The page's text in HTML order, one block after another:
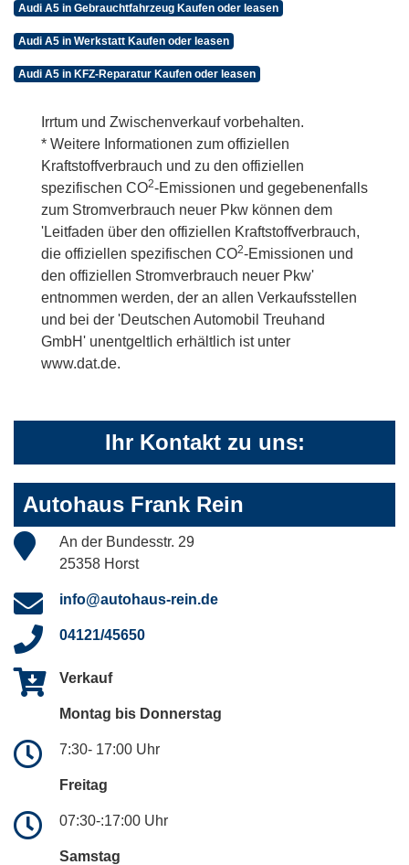
Audi A5 in Gebrauchtfahrzeug Kaufen oder leasen
Audi A5 in Werkstatt Kaufen oder leasen
Audi A5 in KFZ-Reparatur Kaufen oder leasen
Irrtum und Zwischenverkauf vorbehalten.
* Weitere Informationen zum offiziellen
Kraftstoffverbrauch und zu den offiziellen
spezifischen CO2-Emissionen und gegebenenfalls
zum Stromverbrauch neuer Pkw können dem
'Leitfaden über den offiziellen Kraftstoffverbrauch,
die offiziellen spezifischen CO2-Emissionen und
den offiziellen Stromverbrauch neuer Pkw'
entnommen werden, der an allen Verkaufsstellen
und bei der 'Deutschen Automobil Treuhand
GmbH' unentgeltlich erhältlich ist unter
www.dat.de.
Ihr Kontakt zu uns:
Autohaus Frank Rein
An der Bundesstr. 29
25358 Horst
info@autohaus-rein.de
04121/45650
Verkauf
Montag bis Donnerstag
7:30- 17:00 Uhr
Freitag
07:30-:17:00 Uhr
Samstag